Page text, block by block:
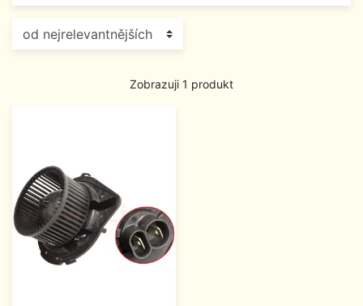
Zobrazuji 1 produkt